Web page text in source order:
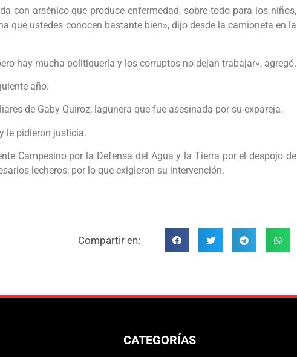
con arsénico que produce enfermedad, sobre todo para los niños,
que ustedes conocen bastante bien», dijo desde la camioneta en la
hay mucha politiquería y los corruptos no dejan trabajar», agregó.
año.
de Gaby Quiroz, lagunera que fue asesinada por su expareja.
le pidieron justicia.
Campesino por la Defensa del Agua y la Tierra por el despojo de
lecheros, por lo que exigieron su intervención.
Compartir en:
CATEGORÍAS